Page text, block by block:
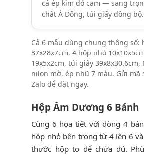
cá ép kim đỏ cam — sang
chất Á Đông, túi giấy đồng bộ.
Cả 6 mẫu dùng chung thông số:
37x28x7cm, 4 hộp nhỏ
19x5x2cm, túi giấy 39x8x30.6cm,
nilon mờ, ép nhũ 7 màu. Gửi mã
Zalo để đặt ngay.
Hộp Âm Dương 6 Bánh
Cùng 6 họa tiết với dòng 4
hộp nhỏ bên trong từ 4 lên 6
thước hộp to để chứa đủ.